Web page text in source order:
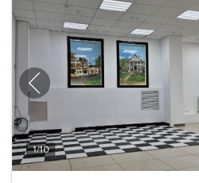
1/10